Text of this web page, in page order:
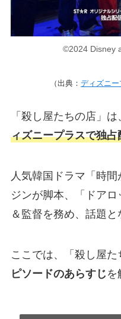
©2024 Disney
（出典：ディズニ
「殺し屋たちの店」は
ィズニープラスで独
人気韓国ドラマ「時
ジンが脚本、「ドア
＆監督を務め、話題と
ここでは、「殺し屋た
ピソードのあらすじ を